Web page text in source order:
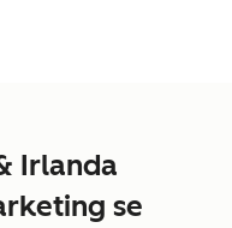
Irlanda
se